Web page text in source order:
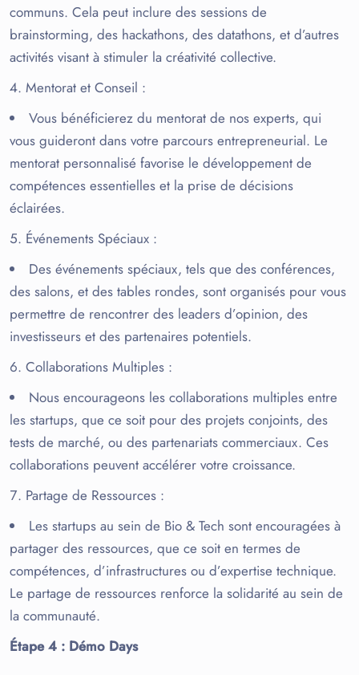
communs. Cela peut inclure des sessions de
brainstorming, des hackathons, des datathons, et d’autres
activités visant à stimuler la créativité collective.
Mentorat et Conseil :
Vous bénéficierez du mentorat de nos experts, qui
vous guideront dans votre parcours entrepreneurial. Le
mentorat personnalisé favorise le développement de
compétences essentielles et la prise de décisions
éclairées.
Événements Spéciaux :
Des événements spéciaux, tels que des conférences,
des salons, et des tables rondes, sont organisés pour vous
permettre de rencontrer des leaders d’opinion, des
investisseurs et des partenaires potentiels.
Collaborations Multiples :
Nous encourageons les collaborations multiples entre
les startups, que ce soit pour des projets conjoints, des
tests de marché, ou des partenariats commerciaux. Ces
collaborations peuvent accélérer votre croissance.
Partage de Ressources :
Les startups au sein de Bio & Tech sont encouragées à
partager des ressources, que ce soit en termes de
compétences, d’infrastructures ou d’expertise technique.
Le partage de ressources renforce la solidarité au sein de
la communauté.
Étape 4 : Démo Days